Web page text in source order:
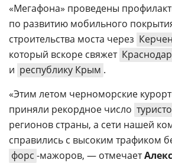
«Мегафона» проведены
по развитию мобильного
строительства моста через
который вскоре свяжет
и республику Крым .
«Этим летом черноморские
приняли рекордное число
регионов страны, а сети нашей
справились с высоким трафиком
форс -мажоров, — отмечает